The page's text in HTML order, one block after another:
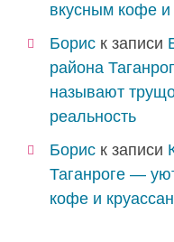
вкусным кофе и
Борис к записи
района
называют
реальность
Борис к записи
Таганроге —
кофе и